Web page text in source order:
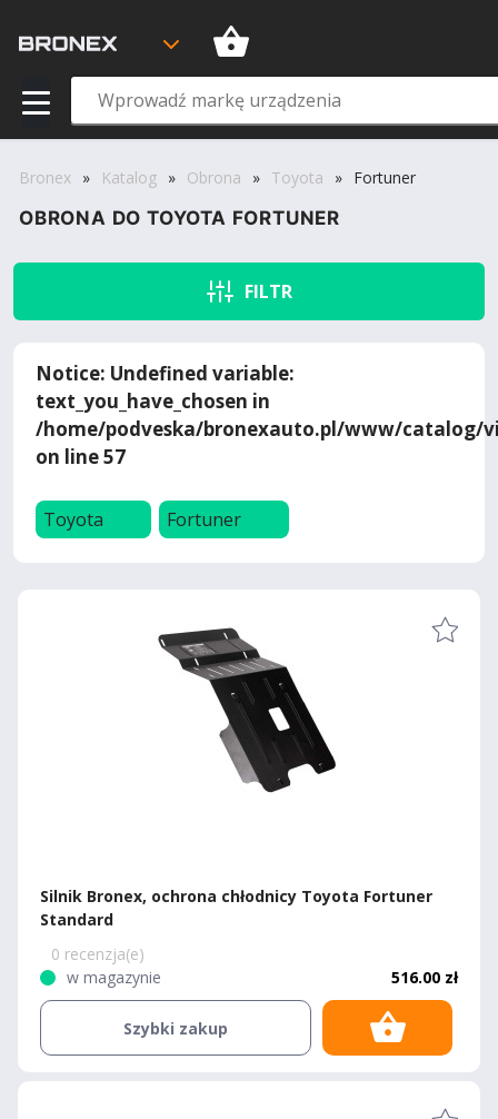
Bronex » Katalog » Obrona » Toyota » Fortuner
OBRONA DO TOYOTA FORTUNER
FILTR
Notice: Undefined variable:
text_you_have_chosen in
/home/podveska/bronexauto.pl/www/catalog/
on line57
Toyota Fortuner
Silnik Bronex, ochrona chłodnicy Toyota Fortuner
Standard
0 recenzja(e)
w magazynie
516.00 zł
Szybki zakup